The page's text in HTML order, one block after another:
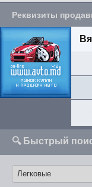
Реквизиты
🔍 Быстрый